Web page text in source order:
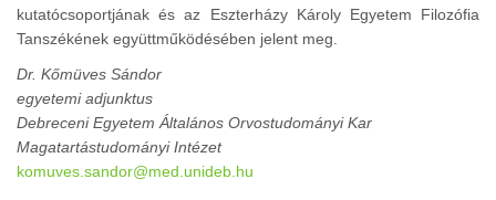
kutatócsoportjának és az Eszterházy Károly Egyetem Filozófia
Tanszékének együttműködésében jelent meg.
Dr. Kőmüves Sándor
egyetemi adjunktus
Debreceni Egyetem Általános Orvostudományi Kar
Magatartástudományi Intézet
komuves.sandor@med.unideb.hu